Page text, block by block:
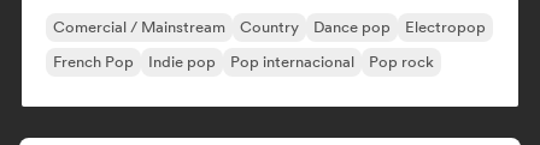
Comercial / Mainstream Country Dance pop
Electropop
French Pop
Indie pop Pop internacional Pop rock